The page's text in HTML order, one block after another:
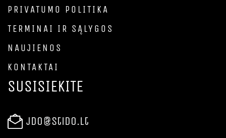
PRIVATUMO POLITIKA
TERMINAI IR SĄLYGOS
NAUJIENOS
KONTAKTAI
SUSISIEKITE
jdo@stido.lt